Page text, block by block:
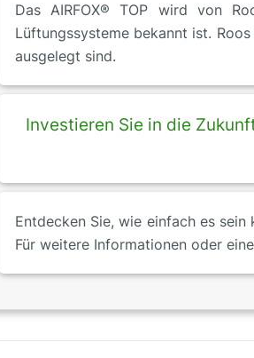
Das AIRFOX® TOP wird von
Lüftungssysteme bekannt ist.
ausgelegt sind.
Investieren Sie in die
Entdecken Sie, wie einfach es
Für weitere Informationen oder